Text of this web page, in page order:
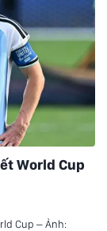
World Cup
Cup – Ảnh: